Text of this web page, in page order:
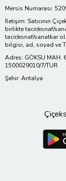
Mersis Numarası:
İletişim: Satıcının
birlikte tacir/esnaf/
tacir/esnaf/sanatkar
bilgisi, ad, soyad ve
Adres: GÖKSU MAH.
1500029010/7/TUR
Şehir: Antalya